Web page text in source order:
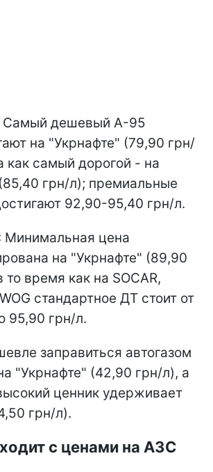
Самый дешевый А-95
на "Укрнафте" (79,90 грн/
как самый дорогой - на
грн/л); премиальные
92,90-95,40 грн/л.
Минимальная цена
на "Укрнафте" (89,90
то время как на SOCAR,
стандартное ДТ стоит от
95,90 грн/л.
заправиться автогазом
"Укрнафте" (42,90 грн/л), а
ценник удерживает
грн/л).
с ценами на АЗС